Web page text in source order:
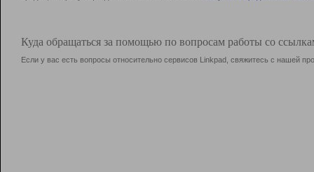
Куда обращаться за помощью по вопросам работы со
Если у вас есть вопросы относительно сервисов Linkpad, свяжитесь с нашей